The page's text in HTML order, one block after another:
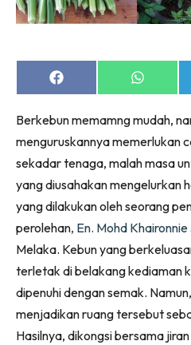
Bilik Air
Ruang Makan
Menarik Lagi
Casa Impiana
Impiana Makeover
Makeover Ruang
High Rise
Landed
Share
on
Share
on
Berkebun memamng mudah,
menguruskannya memerlukan
sekadar tenaga, malah masa
yang diusahakan mengelurkan
yang dilakukan oleh seorang
perolehan, En. Mohd Khaironnie
Melaka. Kebun yang
terletak di belakang kediaman
dipenuhi dengan semak.
menjadikan ruang tersebut
Hasilnya, dikongsi bersama